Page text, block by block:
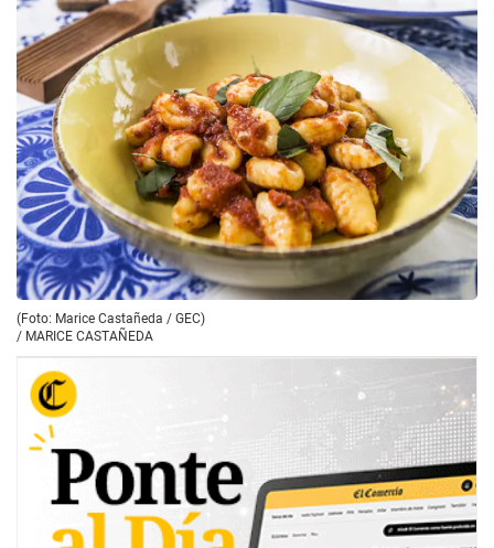
(Foto: Marice Castañeda / GEC)
/ MARICE CASTAÑEDA